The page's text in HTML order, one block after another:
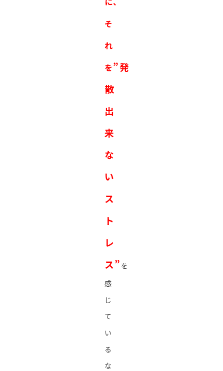
そ
れ
を”発
散
出
来
な
い
ス
ト
レ
ス” を
感
じ
て
い
る
な